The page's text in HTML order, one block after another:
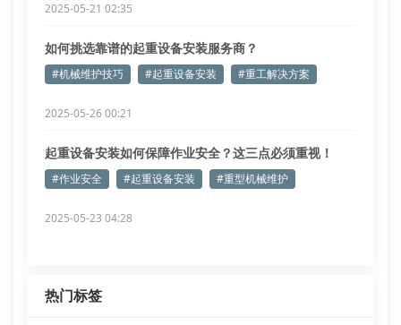
2025-05-21 02:35
如何挑选靠谱的起重设备安装服务商？
#机械维护技巧 #起重设备安装 #重工解决方案
2025-05-26 00:21
起重设备安装如何保障作业安全？这三点必须重视！
#作业安全 #起重设备安装 #重型机械维护
2025-05-23 04:28
热门标签